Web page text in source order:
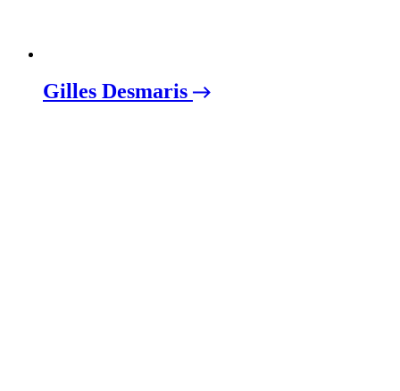
Gilles Desmaris